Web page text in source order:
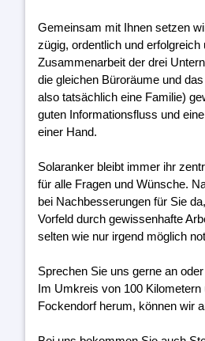
Gemeinsam mit Ihnen setzen
zügig, ordentlich und erfolgreich
Zusammenarbeit der drei
die gleichen Büroräume und
also tatsächlich eine Familie)
guten Informationsfluss und
einer Hand.
Solaranker bleibt immer ihr
für alle Fragen und Wünsche.
bei Nachbesserungen für Sie
Vorfeld durch gewissenhafte
selten wie nur irgend möglich
Sprechen Sie uns gerne an
Im Umkreis von 100 Kilometern
Fockendorf herum, können wir